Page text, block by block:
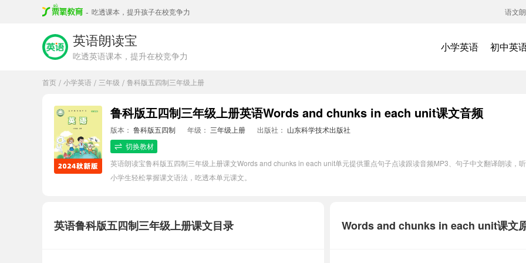
- 吃透课本，提升孩子在校竞争力 语文
英语朗读宝
吃透英语课本，提升在校竞争力
小学英语 初中英
首页 / 小学英语 / 三年级 / 鲁科版五四制三年级上册
鲁科版五四制三年级上册英语Words and chunks in each unit课文音频
版本： 鲁科版五四制 年级： 三年级上册 出版社： 山东科学技术出版社
切换教材
英语朗读宝鲁科版五四制三年级上册课文Words and chunks in each unit单元提供重点句子点读跟读音频MP3、句子中文翻译朗读，
小学生轻松掌握课文语法，吃透本单元课文。
Words and chunks in each unit课文
英语鲁科版五四制三年级上册课文目录